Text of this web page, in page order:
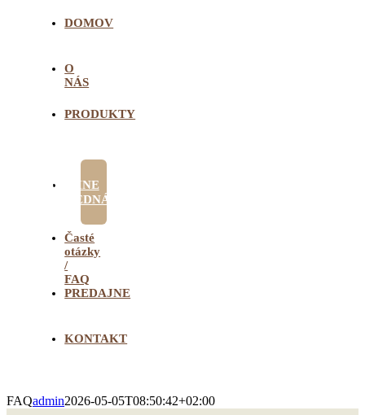
DOMOV
O
NÁS
PRODUKTY
ONLINE
OBJEDNÁVKA
Časté
otázky
/
FAQ
PREDAJNE
KONTAKT
FAQadmin2026-05-05T08:50:42+02:00